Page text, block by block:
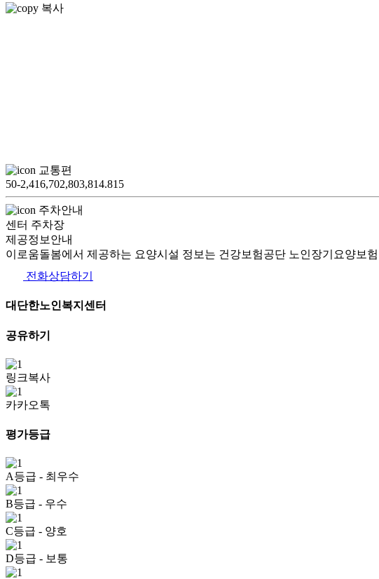
복사
교통편
50-2,416,702,803,814.815
주차안내
센터 주차장
제공정보안내
이로움돌봄에서 제공하는 요양시설 정보는 건강보험공단 노인장기요양보
전화상담하기
대단한노인복지센터
공유하기
링크복사
카카오톡
평가등급
A등급 - 최우수
B등급 - 우수
C등급 - 양호
D등급 - 보통